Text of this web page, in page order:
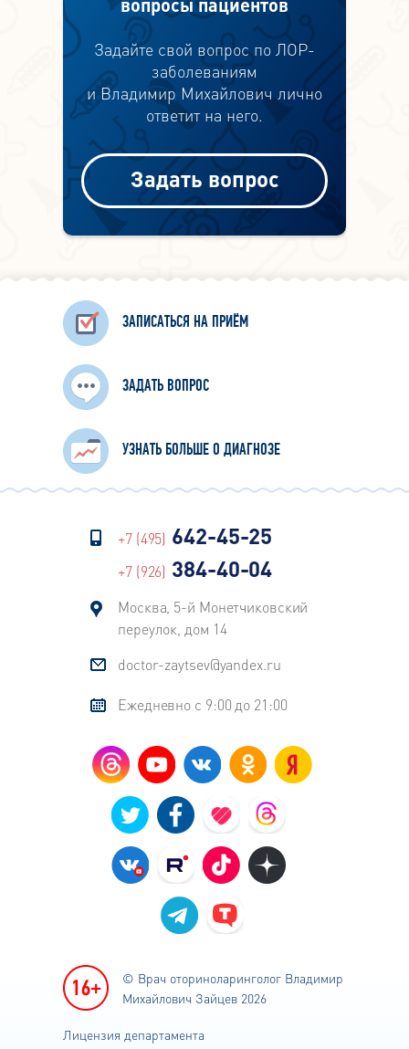
Задайте свой вопрос по ЛОР-
заболеваниям
и Владимир Михайлович лично
ответит на него.
Задать вопрос
ЗАПИСАТЬСЯ НА ПРИЁМ
ЗАДАТЬ ВОПРОС
УЗНАТЬ БОЛЬШЕ О ДИАГНОЗЕ
+7 (495) 642-45-25
+7 (926) 384-40-04
Москва, 5-й Монетчиковский
переулок, дом 14
doctor-zaytsev@yandex.ru
Ежедневно с 9:00 до 21:00
© Врач оториноларинголог Владимир
Михайлович Зайцев 2026
Лицензия департамента